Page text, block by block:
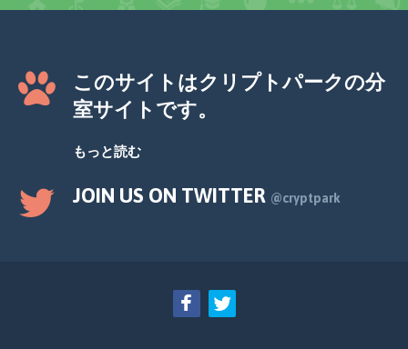
このサイトはクリプトパークの分
室サイトです。
もっと読む
JOIN US ON TWITTER @cryptpark